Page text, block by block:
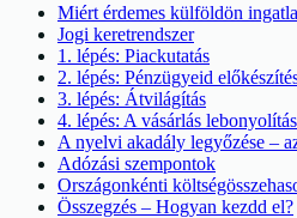
Miért érdemes külföldön
Jogi keretrendszer
1. lépés: Piackutatás
2. lépés: Pénzügyeid
3. lépés: Átvilágítás
4. lépés: A vásárlás
A nyelvi akadály legyőzése –
Adózási szempontok
Országonkénti
Összegzés – Hogyan kezdd el?